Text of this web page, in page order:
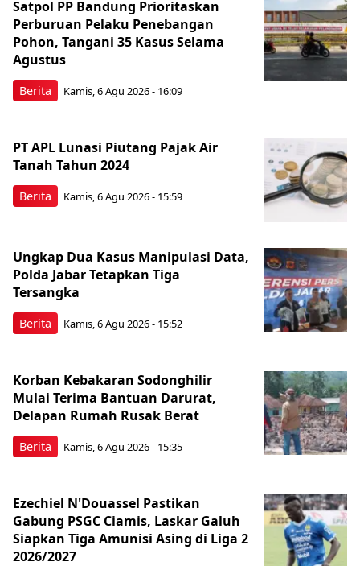
Berita
Satpol PP Bandung Prioritaskan
Perburuan Pelaku Penebangan
Pohon, Tangani 35 Kasus Selama
Agustus
Kamis, 6 Agu 2026 - 16:09
Berita
PT APL Lunasi Piutang Pajak Air
Tanah Tahun 2024
Kamis, 6 Agu 2026 - 15:59
Berita
Ungkap Dua Kasus Manipulasi Data,
Polda Jabar Tetapkan Tiga
Tersangka
Kamis, 6 Agu 2026 - 15:52
Berita
Korban Kebakaran Sodonghilir
Mulai Terima Bantuan Darurat,
Delapan Rumah Rusak Berat
Kamis, 6 Agu 2026 - 15:35
Ezechiel N'Douassel Pastikan
Gabung PSGC Ciamis, Laskar Galuh
Siapkan Tiga Amunisi Asing di Liga 2
2026/2027